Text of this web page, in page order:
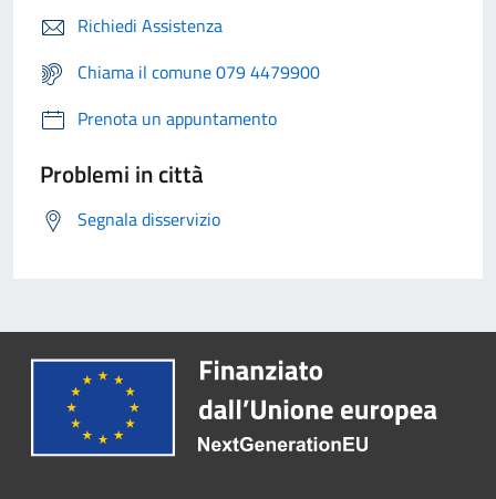
Richiedi Assistenza
Chiama il comune 079 4479900
Prenota un appuntamento
Problemi in città
Segnala disservizio